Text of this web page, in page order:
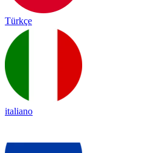
Türkçe
italiano